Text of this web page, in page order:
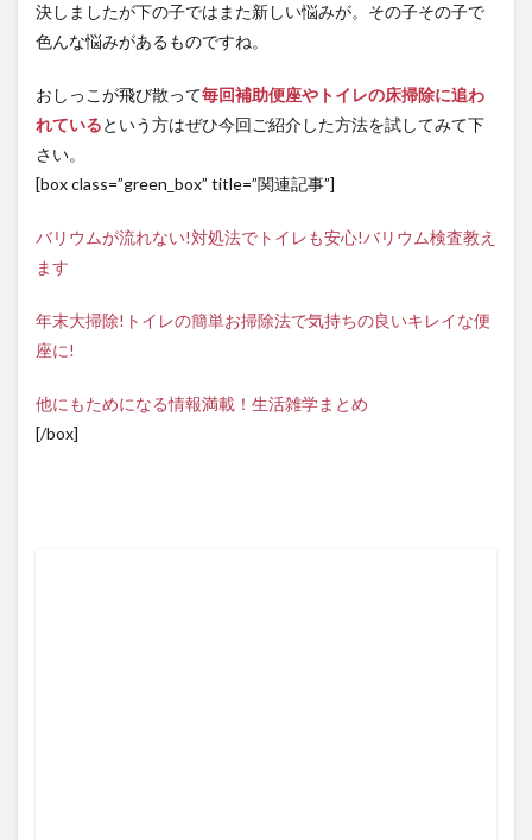
決しましたが下の子ではまた新しい悩みが。その子その子で
色んな悩みがあるものですね。
おしっこが飛び散って毎回補助便座やトイレの床掃除に追わ
れているという方はぜひ今回ご紹介した方法を試してみて下
さい。
[box class=”green_box” title=”関連記事”]
バリウムが流れない!対処法でトイレも安心!バリウム検査教え
ます
年末大掃除!トイレの簡単お掃除法で気持ちの良いキレイな便
座に!
他にもためになる情報満載！生活雑学まとめ
[/box]